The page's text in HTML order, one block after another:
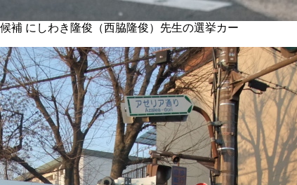
補 にしわき隆俊（西脇隆俊）先生の選挙カー